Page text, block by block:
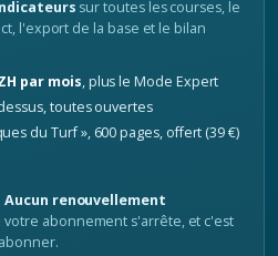
sur toutes les courses, le
l'export de la base et le bilan
par mois, plus le Mode Expert
toutes ouvertes
du Turf », 600 pages, offert (39 €)
.Aucun renouvellement
votre abonnement s'arrête, et c'est